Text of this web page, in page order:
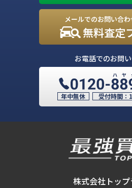
メールでのお問い合
無料査定
お電話でのお問
年中無休 受付時間：
株式会社トップ